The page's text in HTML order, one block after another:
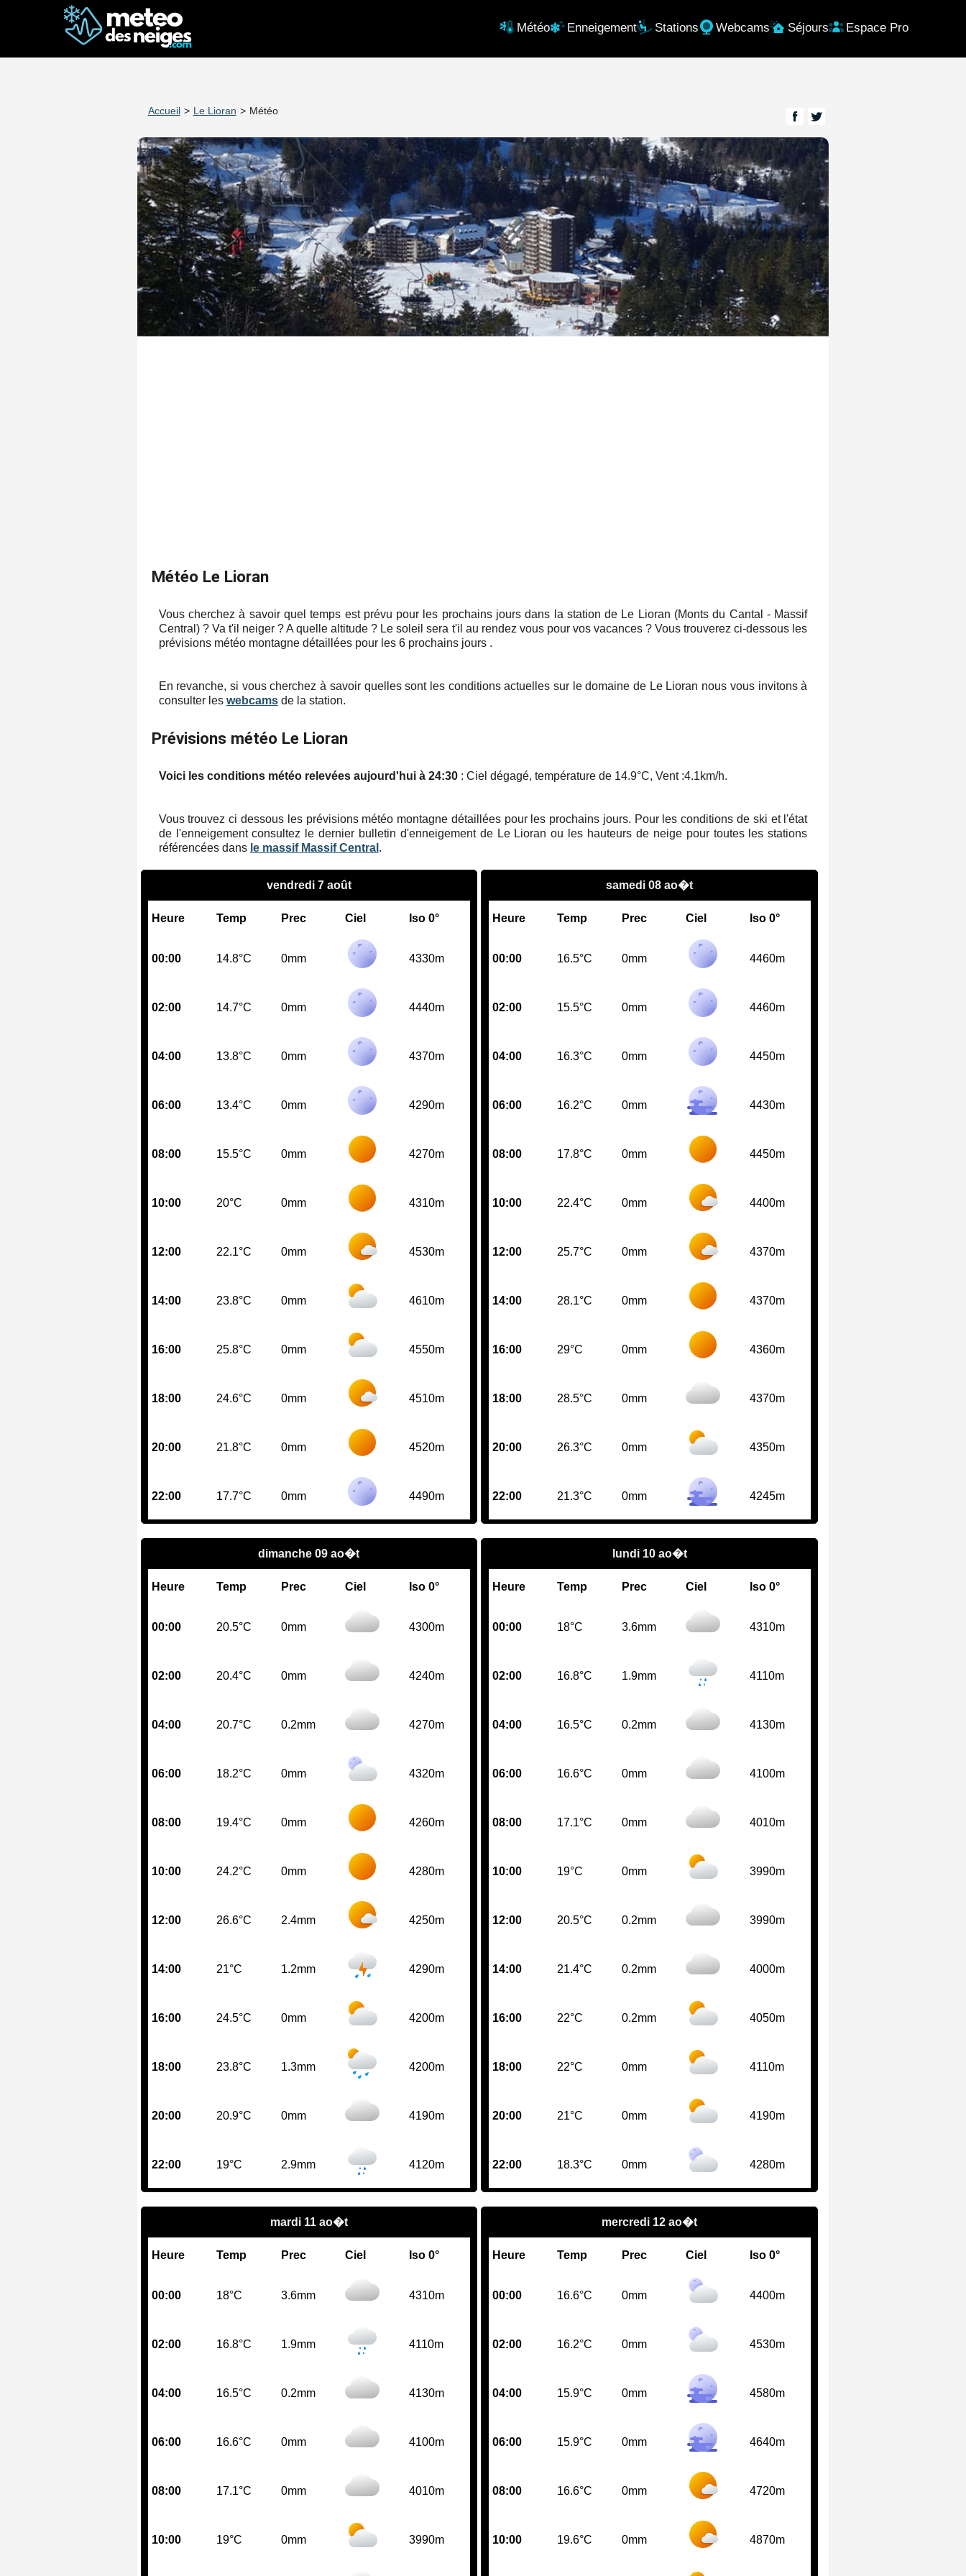
Météo Enneigement Stations Webcams Séjours Espace Pro
Accueil > Le Lioran > Météo
Météo Le Lioran
Vous cherchez à savoir quel temps est prévu pour les prochains jours dans la station de Le Lioran (Monts du Cantal - Massif
Central) ? Va t'il neiger ? A quelle altitude ? Le soleil sera t'il au rendez vous pour vos vacances ? Vous trouverez ci-dessous les
prévisions météo montagne détaillées pour les 6 prochains jours .
En revanche, si vous cherchez à savoir quelles sont les conditions actuelles sur le domaine de Le Lioran nous vous invitons à
consulter les webcamsde la station.
Prévisions météo Le Lioran
Voici les conditions météo relevées aujourd'hui à 24:30: Ciel dégagé, température de 14.9°C, Vent :4.1km/h.
Vous trouvez ci dessous les prévisions météo montagne détaillées pour les prochains jours. Pour les conditions de ski et l'état
de l'enneigement consultez le dernier bulletin d'enneigement de Le Lioran ou les hauteurs de neige pour toutes les stations
référencées dans le massif Massif Central .
vendredi 7 août
Heure Temp Prec Ciel Iso 0°
00:00 14.8°C 0mm 4330m
02:00 14.7°C 0mm 4440m
04:00 13.8°C 0mm 4370m
06:00 13.4°C 0mm 4290m
08:00 15.5°C 0mm 4270m
10:00 20°C 0mm 4310m
12:00 22.1°C 0mm 4530m
14:00 23.8°C 0mm 4610m
16:00 25.8°C 0mm 4550m
18:00 24.6°C 0mm 4510m
20:00 21.8°C 0mm 4520m
22:00 17.7°C 0mm 4490m
samedi 08 ao�t
Heure Temp Prec Ciel Iso 0°
00:00 16.5°C 0mm 4460m
02:00 15.5°C 0mm 4460m
04:00 16.3°C 0mm 4450m
06:00 16.2°C 0mm 4430m
08:00 17.8°C 0mm 4450m
10:00 22.4°C 0mm 4400m
12:00 25.7°C 0mm 4370m
14:00 28.1°C 0mm 4370m
16:00 29°C 0mm 4360m
18:00 28.5°C 0mm 4370m
20:00 26.3°C 0mm 4350m
22:00 21.3°C 0mm 4245m
dimanche 09 ao�t
Heure Temp Prec Ciel Iso 0°
00:00 20.5°C 0mm 4300m
02:00 20.4°C 0mm 4240m
04:00 20.7°C 0.2mm 4270m
06:00 18.2°C 0mm 4320m
08:00 19.4°C 0mm 4260m
10:00 24.2°C 0mm 4280m
12:00 26.6°C 2.4mm 4250m
14:00 21°C 1.2mm 4290m
16:00 24.5°C 0mm 4200m
18:00 23.8°C 1.3mm 4200m
20:00 20.9°C 0mm 4190m
22:00 19°C 2.9mm 4120m
lundi 10 ao�t
Heure Temp Prec Ciel Iso 0°
00:00 18°C 3.6mm 4310m
02:00 16.8°C 1.9mm 4110m
04:00 16.5°C 0.2mm 4130m
06:00 16.6°C 0mm 4100m
08:00 17.1°C 0mm 4010m
10:00 19°C 0mm 3990m
12:00 20.5°C 0.2mm 3990m
14:00 21.4°C 0.2mm 4000m
16:00 22°C 0.2mm 4050m
18:00 22°C 0mm 4110m
20:00 21°C 0mm 4190m
22:00 18.3°C 0mm 4280m
mardi 11 ao�t
Heure Temp Prec Ciel Iso 0°
00:00 18°C 3.6mm 4310m
02:00 16.8°C 1.9mm 4110m
04:00 16.5°C 0.2mm 4130m
06:00 16.6°C 0mm 4100m
08:00 17.1°C 0mm 4010m
10:00 19°C 0mm 3990m
mercredi 12 ao�t
Heure Temp Prec Ciel Iso 0°
00:00 16.6°C 0mm 4400m
02:00 16.2°C 0mm 4530m
04:00 15.9°C 0mm 4580m
06:00 15.9°C 0mm 4640m
08:00 16.6°C 0mm 4720m
10:00 19.6°C 0mm 4870m